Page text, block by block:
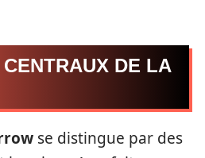
DE LA
se distingue par des